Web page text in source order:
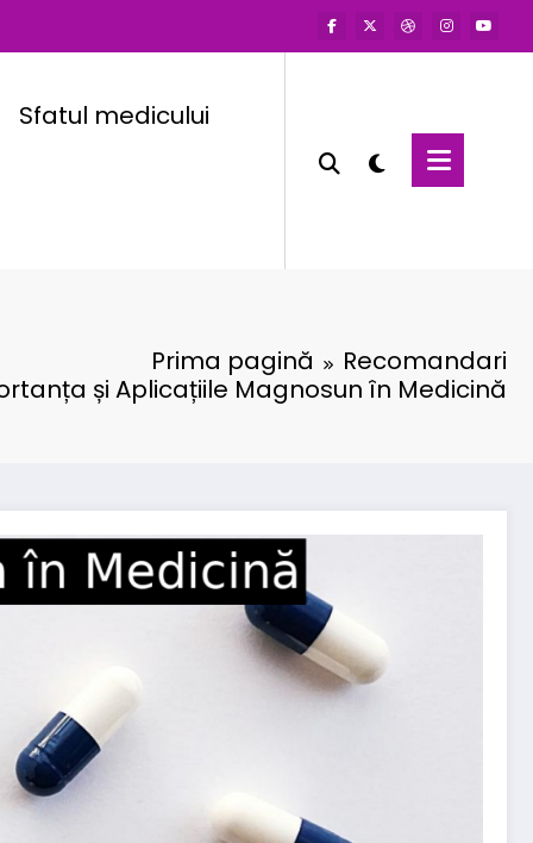
Sfatul medicului
Prima pagină
Recomandari
și Aplicațiile Magnosun în Medicină